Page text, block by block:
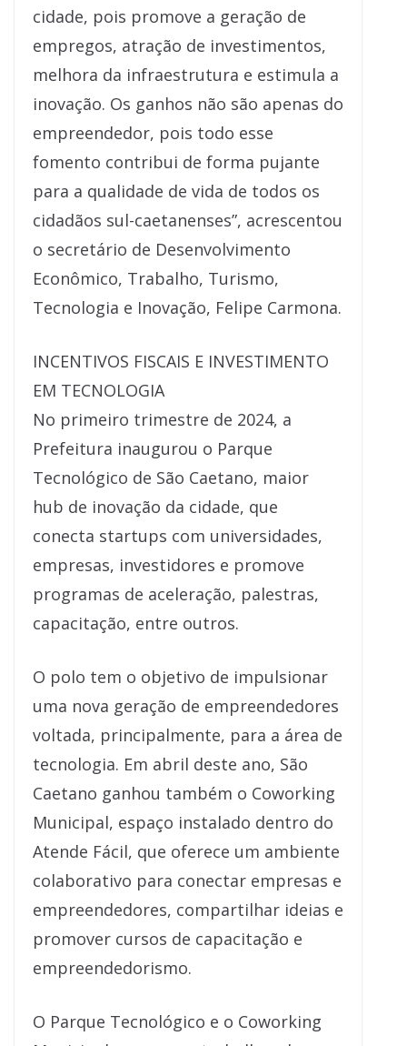
cidade, pois promove a geração de
empregos, atração de investimentos,
melhora da infraestrutura e estimula a
inovação. Os ganhos não são apenas do
empreendedor, pois todo esse
fomento contribui de forma pujante
para a qualidade de vida de todos os
cidadãos sul-caetanenses”, acrescentou
o secretário de Desenvolvimento
Econômico, Trabalho, Turismo,
Tecnologia e Inovação, Felipe Carmona.
INCENTIVOS FISCAIS E INVESTIMENTO
EM TECNOLOGIA
No primeiro trimestre de 2024, a
Prefeitura inaugurou o Parque
Tecnológico de São Caetano, maior
hub de inovação da cidade, que
conecta startups com universidades,
empresas, investidores e promove
programas de aceleração, palestras,
capacitação, entre outros.
O polo tem o objetivo de impulsionar
uma nova geração de empreendedores
voltada, principalmente, para a área de
tecnologia. Em abril deste ano, São
Caetano ganhou também o Coworking
Municipal, espaço instalado dentro do
Atende Fácil, que oferece um ambiente
colaborativo para conectar empresas e
empreendedores, compartilhar ideias e
promover cursos de capacitação e
empreendedorismo.
O Parque Tecnológico e o Coworking